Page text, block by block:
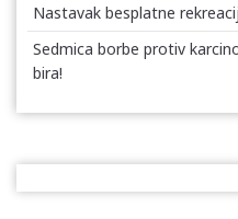
Nastavak besplatne
Sedmica borbe protiv
bira!